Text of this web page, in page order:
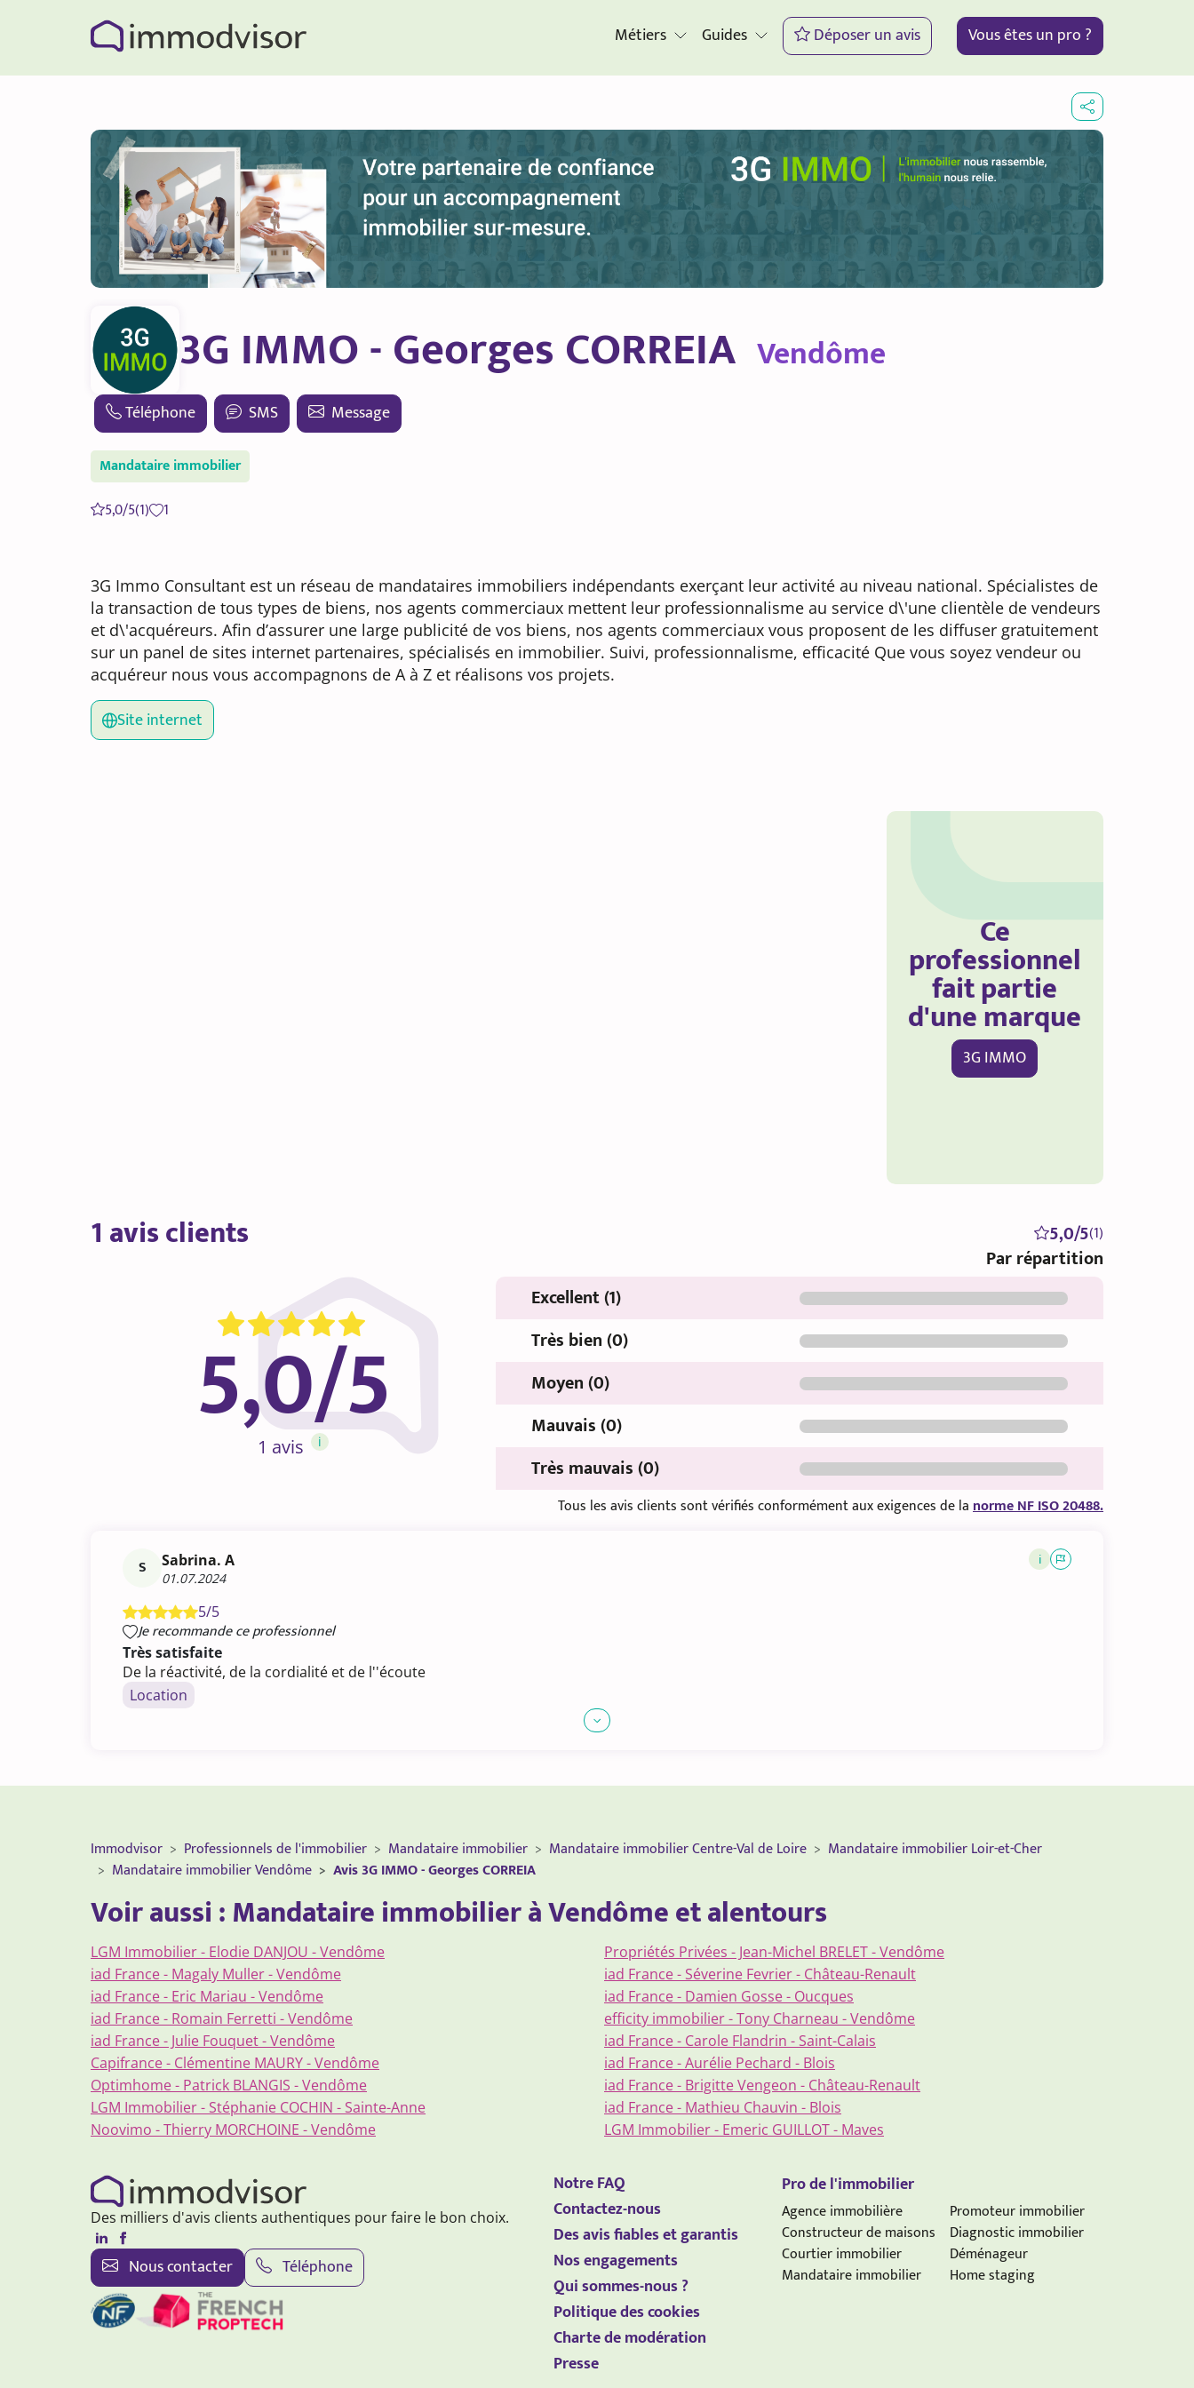
Métiers Guides Déposer un avis Vous êtes un pro ?
3G IMMO - Georges CORREIA Vendôme
Téléphone SMS Message
Mandataire immobilier
5,0/5(1) 1
3G Immo Consultant est un réseau de mandataires immobiliers indépendants exerçant leur activité au niveau national. Spécialistes de
la transaction de tous types de biens, nos agents commerciaux mettent leur professionnalisme au service d\'une clientèle de vendeurs
et d\'acquéreurs. Afin d’assurer une large publicité de vos biens, nos agents commerciaux vous proposent de les diffuser gratuitement
sur un panel de sites internet partenaires, spécialisés en immobilier. Suivi, professionnalisme, efficacité Que vous soyez vendeur ou
acquéreur nous vous accompagnons de A à Z et réalisons vos projets.
Site internet
Ce
professionnel
fait partie
d'une marque
3G IMMO
1 avis clients 5,0/5(1)
Par répartition
5,0/5
1 avis i
Excellent (1)
Très bien (0)
Moyen (0)
Mauvais (0)
Très mauvais (0)
Tous les avis clients sont vérifiés conformément aux exigences de lanorme NF ISO 20488.
S Sabrina. A
01.07.2024
i
5/5
Je recommande ce professionnel
Très satisfaite
De la réactivité, de la cordialité et de l''écoute
Location
Immodvisor Professionnels de l'immobilier Mandataire immobilier Mandataire immobilier Centre-Val de Loire
Mandataire immobilier Loir-et-Cher
Mandataire immobilier Vendôme
Avis 3G IMMO - Georges CORREIA
Voir aussi : Mandataire immobilier à Vendôme et alentours
LGM Immobilier - Elodie DANJOU - Vendôme
iad France - Magaly Muller - Vendôme
iad France - Eric Mariau - Vendôme
iad France - Romain Ferretti - Vendôme
iad France - Julie Fouquet - Vendôme
Capifrance - Clémentine MAURY - Vendôme
Optimhome - Patrick BLANGIS - Vendôme
LGM Immobilier - Stéphanie COCHIN - Sainte-Anne
Noovimo - Thierry MORCHOINE - Vendôme
Propriétés Privées - Jean-Michel BRELET - Vendôme
iad France - Séverine Fevrier - Château-Renault
iad France - Damien Gosse - Oucques
efficity immobilier - Tony Charneau - Vendôme
iad France - Carole Flandrin - Saint-Calais
iad France - Aurélie Pechard - Blois
iad France - Brigitte Vengeon - Château-Renault
iad France - Mathieu Chauvin - Blois
LGM Immobilier - Emeric GUILLOT - Maves
Des milliers d'avis clients authentiques pour faire le bon choix.
Nous contacter Téléphone
Notre FAQ
Contactez-nous
Des avis fiables et garantis
Nos engagements
Qui sommes-nous ?
Politique des cookies
Charte de modération
Presse
Pro de l'immobilier
Agence immobilière
Constructeur de maisons
Courtier immobilier
Mandataire immobilier
Promoteur immobilier
Diagnostic immobilier
Déménageur
Home staging